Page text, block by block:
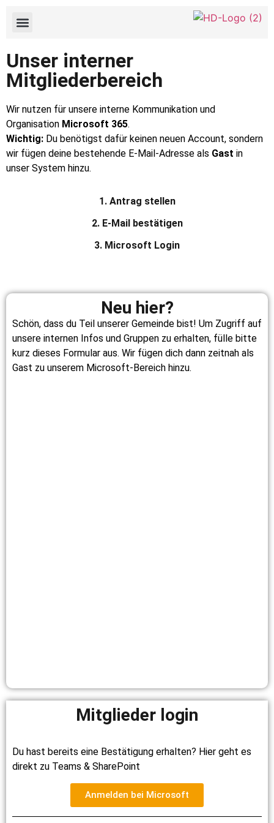
Unser interner
Mitgliederbereich
Wir nutzen für unsere interne Kommunikation und
Organisation Microsoft 365.
Wichtig: Du benötigst dafür keinen neuen Account, sondern
wir fügen deine bestehende E-Mail-Adresse als Gast in
unser System hinzu.
1. Antrag stellen
2. E-Mail bestätigen
3. Microsoft Login
Neu hier?
Schön, dass du Teil unserer Gemeinde bist! Um Zugriff auf
unsere internen Infos und Gruppen zu erhalten, fülle bitte
kurz dieses Formular aus. Wir fügen dich dann zeitnah als
Gast zu unserem Microsoft-Bereich hinzu.
Mitglieder login
Du hast bereits eine Bestätigung erhalten? Hier geht es
direkt zu Teams & SharePoint
Anmelden bei Microsoft